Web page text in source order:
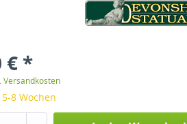
€ *
Versandkosten
8 Wochen